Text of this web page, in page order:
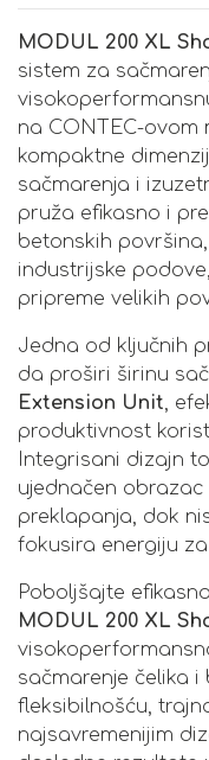
MODUL 200 XL
sistem za
na CONTEC-ovom
kompaktne
sačmarenja i
pruža efikasno i
betonskih
industrijske
pripreme velikih
Jedna od ključnih
da proširi širinu
Extension Unit ,
produktivnost
Integrisani dizajn
ujednačen
preklapanja, dok
fokusira energiju
Poboljšajte
MODUL 200 XL
sačmarenje čelika
fleksibilnošću,
najsavremenijim